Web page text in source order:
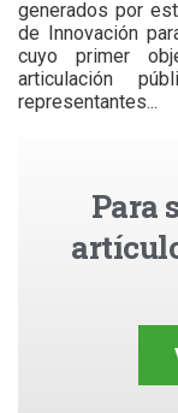
generados por
de Innovación
cuyo primer
articulación
representantes...
Para